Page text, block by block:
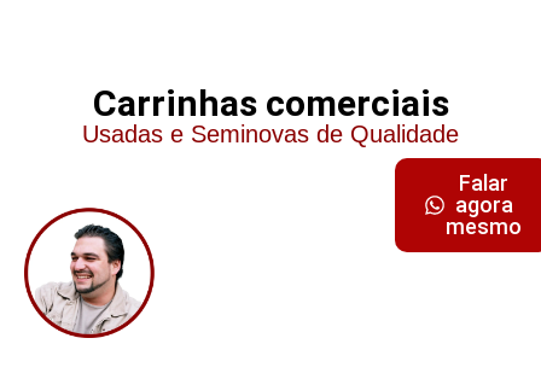
Carrinhas comerciais
Usadas e Seminovas de Qualidade
Falar
agora
mesmo